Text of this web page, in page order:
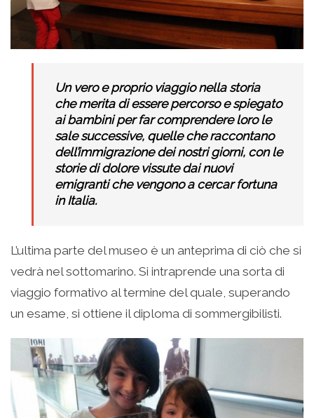
Un vero e proprio viaggio nella storia
che merita di essere percorso e spiegato
ai bambini per far comprendere loro le
sale successive, quelle che raccontano
dell’immigrazione dei nostri giorni, con le
storie di dolore vissute dai nuovi
emigranti che vengono a cercar fortuna
in Italia.
L’ultima parte del museo è un anteprima di ciò che si
vedrà nel sottomarino. Si intraprende una sorta di
viaggio formativo al termine del quale, superando
un esame, si ottiene il diploma di sommergibilisti.